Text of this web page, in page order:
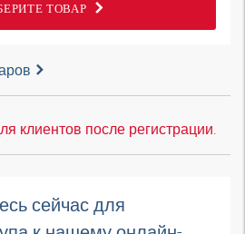
ТОВАР
клиентов после регистрации.
сейчас для